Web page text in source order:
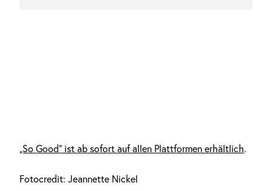
„So Good“ ist ab sofort auf allen Plattformen erhältlich.
Fotocredit: Jeannette Nickel